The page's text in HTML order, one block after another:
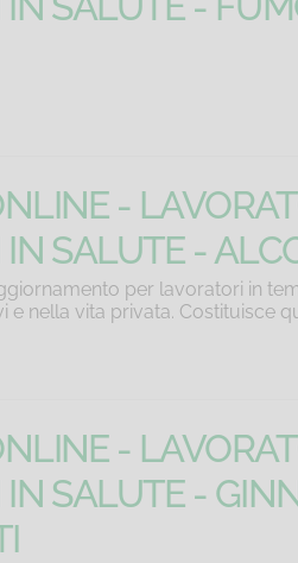
-
SALUTE -
per lavoratori in
e nella vita privata. Costituisce
-
SALUTE -